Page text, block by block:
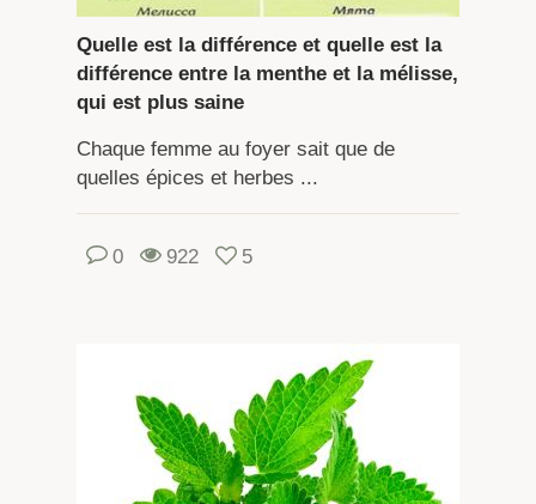
Quelle est la différence et quelle est la
différence entre la menthe et la mélisse,
qui est plus saine
Chaque femme au foyer sait que de
quelles épices et herbes ...
0 922 5